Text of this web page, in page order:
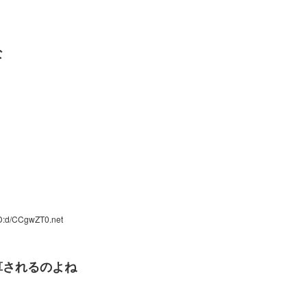
CCgwZT0.net
れるのよね